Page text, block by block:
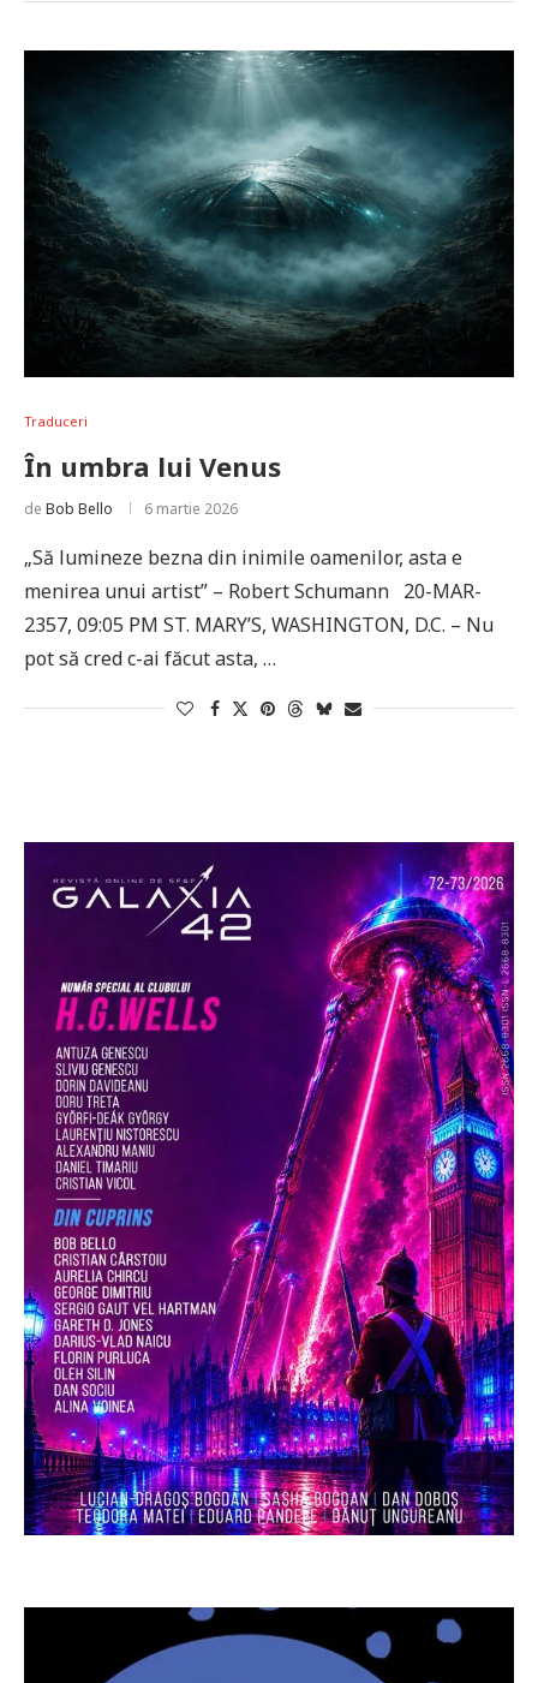
Traduceri
În umbra lui Venus
de Bob Bello 6 martie 2026
„Să lumineze bezna din inimile oamenilor, asta e
menirea unui artist” – Robert Schumann 20-MAR-
2357, 09:05 PM ST. MARY’S, WASHINGTON, D.C. – Nu
pot să cred c-ai făcut asta, …